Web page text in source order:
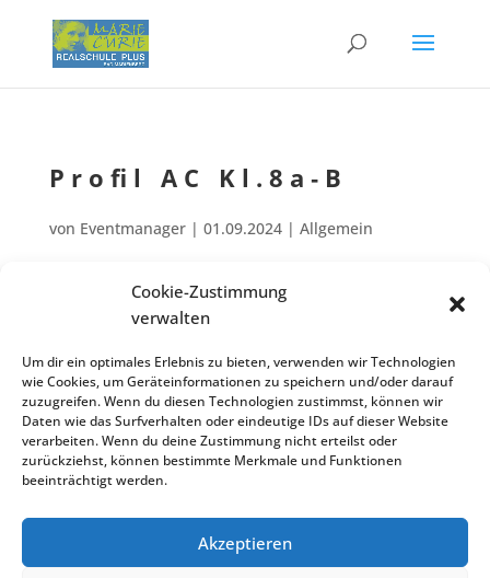
Cookie-Zustimmung
verwalten
Um dir ein optimales Erlebnis zu bieten, verwenden wir Technologien
wie Cookies, um Geräteinformationen zu speichern und/oder darauf
zuzugreifen. Wenn du diesen Technologien zustimmst, können wir
Daten wie das Surfverhalten oder eindeutige IDs auf dieser Website
verarbeiten. Wenn du deine Zustimmung nicht erteilst oder
zurückziehst, können bestimmte Merkmale und Funktionen
beeinträchtigt werden.
Akzeptieren
Profil AC Kl.8a‑B
von Eventmanager| 01.09.2024| Allgemein
Sep. Poten­zi­al-Analy­se und Assess­ment­cen­ter in Kl. 08a‑B
Kontakt Impres­sum
Daten­schutz
Cookie-Richt­­li­­nie